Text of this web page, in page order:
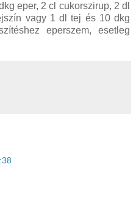
eper, 2 cl cukorszirup, 2 dl
vagy 1 dl tej és 10 dkg
eperszem, esetleg